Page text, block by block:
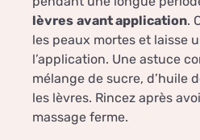
lèvres avant application.
les peaux mortes et laisse
l’application. Une astuce
mélange de sucre, d’huile
les lèvres. Rincez après
massage ferme.